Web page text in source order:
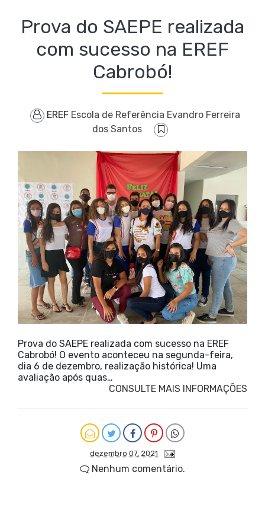
Prova do SAEPE realizada
com sucesso na EREF
Cabrobó!
EREF Escola de Referência Evandro Ferreira
dos Santos
Prova do SAEPE realizada com sucesso na EREF
Cabrobó! O evento aconteceu na segunda-feira,
dia 6 de dezembro, realização histórica! Uma
avaliação após quas…
CONSULTE MAIS INFORMAÇÕES
dezembro 07, 2021
Nenhum comentário.